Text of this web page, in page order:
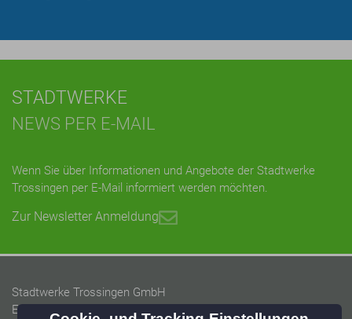
STADTWERKE
NEWS PER E-MAIL
Wenn Sie über Informationen und Angebote der Stadtwerke
Trossingen per E-Mail informiert werden möchten.
Zur Newsletter Anmeldung
Stadtwerke Trossingen GmbH
Energieversorgung Trossingen GmbH